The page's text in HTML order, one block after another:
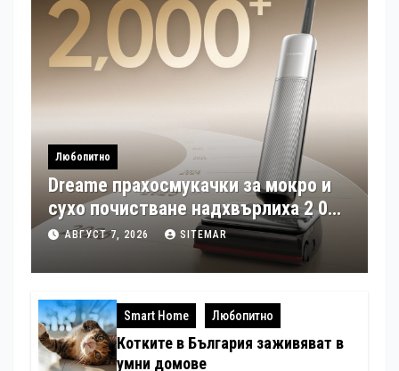
Любопитно
Dreame прахосмукачки за мокро и
сухо почистване надхвърлиха 2 000
патентни заявки в световен мащаб
АВГУСТ 7, 2026 SITEMAR
Smart Home Любопитно
Котките в България заживяват в
умни домове